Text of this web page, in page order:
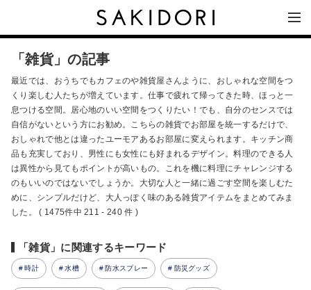
「雑貨」の記事
最近では、おうちでもカフェのや雑貨屋さんように、おしゃれな空間をつ
くり楽しむ人たちが増えています。仕事で疲れて帰ってきた時、ほっと一
息つける空間。居心地のいい空間をつくりたい！でも、自分のセンスでは
自信がないという方にお勧め。こちらの雑貨でお部屋を統一するだけで、
おしゃれで他とは違ったユーモアあるお部屋に変えられます。キッチン商
品も充実しており、男性にも女性にも好まれるデザイン。料理のできる人
は異性から見てもポイントが高いもの。これを機に料理にチャレンジする
のもいいのではないでしょうか。大切な人と一緒に過ごす空間を楽しむた
めに、シンプルだけど、大人っぽく味のある雑貨アイテムをまとめてみま
した。 ( 1475件中 211 - 240 件 )
「雑貨」に関連するキーワード
時計 水槽 防水スプレー 防災グッズ